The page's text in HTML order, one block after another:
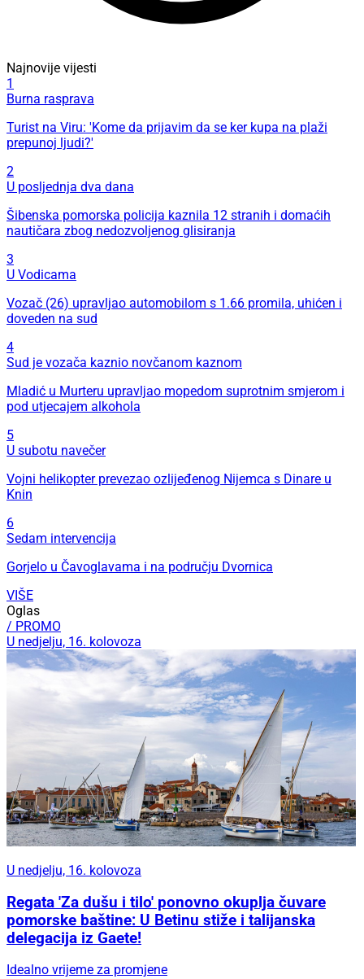
Najnovije vijesti
1
Burna rasprava
Turist na Viru: 'Kome da prijavim da se ker kupa na plaži
prepunoj ljudi?'
2
U posljednja dva dana
Šibenska pomorska policija kaznila 12 stranih i domaćih
nautičara zbog nedozvoljenog glisiranja
3
U Vodicama
Vozač (26) upravljao automobilom s 1.66 promila, uhićen i
doveden na sud
4
Sud je vozača kaznio novčanom kaznom
Mladić u Murteru upravljao mopedom suprotnim smjerom i
pod utjecajem alkohola
5
U subotu navečer
Vojni helikopter prevezao ozlijeđenog Nijemca s Dinare u
Knin
6
Sedam intervencija
Gorjelo u Čavoglavama i na području Dvornica
VIŠE
Oglas
/ PROMO
U nedjelju, 16. kolovoza
U nedjelju, 16. kolovoza
Regata 'Za dušu i tilo' ponovno okuplja čuvare
pomorske baštine: U Betinu stiže i talijanska
delegacija iz Gaete!
Idealno vrijeme za promjene